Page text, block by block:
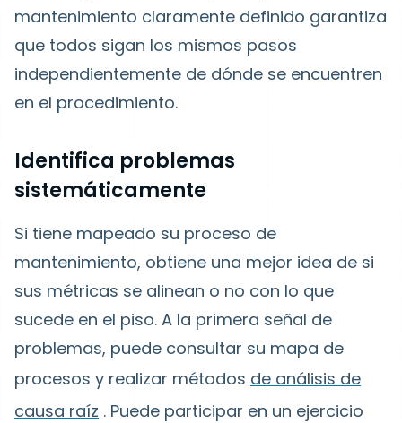
mantenimiento claramente definido garantiza
que todos sigan los mismos pasos
independientemente de dónde se encuentren
en el procedimiento.
Identifica problemas
sistemáticamente
Si tiene mapeado su proceso de
mantenimiento, obtiene una mejor idea de si
sus métricas se alinean o no con lo que
sucede en el piso. A la primera señal de
problemas, puede consultar su mapa de
procesos y realizar métodos de análisis de
causa raíz . Puede participar en un ejercicio